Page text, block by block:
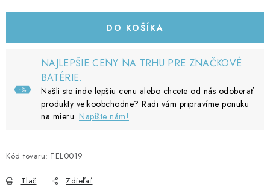
DO KOŠÍKA
NAJLEPŠIE CENY NA TRHU PRE ZNAČKOVÉ
BATÉRIE.
Našli ste inde lepšiu cenu alebo chcete od nás odoberať
produkty veľkoobchodne? Radi vám pripravíme ponuku
na mieru. Napíšte nám!
Kód tovaru: TEL0019
Tlač Zdieľať